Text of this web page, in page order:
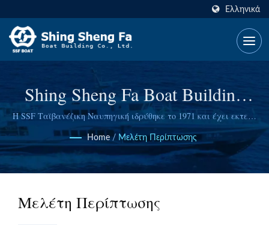
Ελληνικά
Shing Sheng Fa Boat Building
Co., Ltd.
Η SSF Ταϊβανέζικη Ναυπηγική ιδρύθηκε το 1971 και έχει εκτενή
εμπειρία.
Home / Μελέτη Περίπτωσης
Μελέτη Περίπτωσης